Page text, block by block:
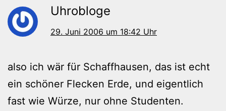
Uhrobloge
29. Juni 2006 um 18:42 Uhr
also ich wär für Schaffhausen, das ist echt
ein schöner Flecken Erde, und eigentlich
fast wie Würze, nur ohne Studenten.